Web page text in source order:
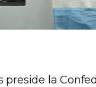
preside la